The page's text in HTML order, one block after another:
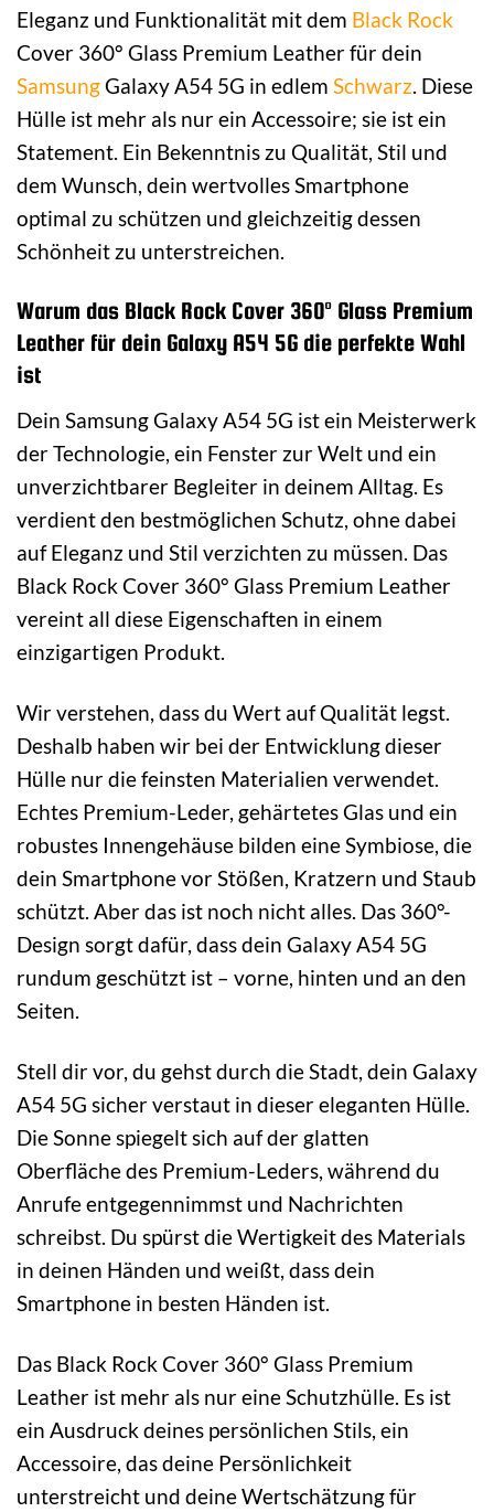
Eleganz und Funktionalität mit dem Black Rock
Cover 360° Glass Premium Leather für dein
SamsungGalaxy A54 5G in edlem Schwarz . Diese
Hülle ist mehr als nur ein Accessoire; sie ist ein
Statement. Ein Bekenntnis zu Qualität, Stil und
dem Wunsch, dein wertvolles Smartphone
optimal zu schützen und gleichzeitig dessen
Schönheit zu unterstreichen.
Warum das Black Rock Cover 360° Glass Premium
Leather für dein Galaxy A54 5G die perfekte Wahl
ist
Dein Samsung Galaxy A54 5G ist ein Meisterwerk
der Technologie, ein Fenster zur Welt und ein
unverzichtbarer Begleiter in deinem Alltag. Es
verdient den bestmöglichen Schutz, ohne dabei
auf Eleganz und Stil verzichten zu müssen. Das
Black Rock Cover 360° Glass Premium Leather
vereint all diese Eigenschaften in einem
einzigartigen Produkt.
Wir verstehen, dass du Wert auf Qualität legst.
Deshalb haben wir bei der Entwicklung dieser
Hülle nur die feinsten Materialien verwendet.
Echtes Premium-Leder, gehärtetes Glas und ein
robustes Innengehäuse bilden eine Symbiose, die
dein Smartphone vor Stößen, Kratzern und Staub
schützt. Aber das ist noch nicht alles. Das 360°-
Design sorgt dafür, dass dein Galaxy A54 5G
rundum geschützt ist – vorne, hinten und an den
Seiten.
Stell dir vor, du gehst durch die Stadt, dein Galaxy
A54 5G sicher verstaut in dieser eleganten Hülle.
Die Sonne spiegelt sich auf der glatten
Oberfläche des Premium-Leders, während du
Anrufe entgegennimmst und Nachrichten
schreibst. Du spürst die Wertigkeit des Materials
in deinen Händen und weißt, dass dein
Smartphone in besten Händen ist.
Das Black Rock Cover 360° Glass Premium
Leather ist mehr als nur eine Schutzhülle. Es ist
ein Ausdruck deines persönlichen Stils, ein
Accessoire, das deine Persönlichkeit
unterstreicht und deine Wertschätzung für